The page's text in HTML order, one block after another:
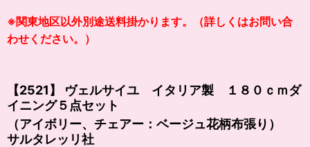
※関東地区以外別途送料掛かります。（詳しくはお問い合
わせください。）
【2521】 ヴェルサイユ イタリア製 １８０ｃｍダ
イニング５点セット
（アイボリー、チェアー：ベージュ花柄布張り）
サルタレッリ社